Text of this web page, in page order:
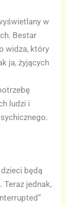
w
Bestar
widza, który
ja, żyjących
ludzi i
dzieci będą
jednak,